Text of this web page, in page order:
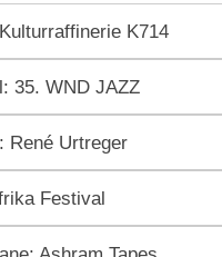
K714
35. WND JAZZ
René Urtreger
Festival